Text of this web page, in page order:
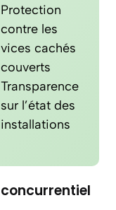
Protection
contre les
vices cachés
couverts
Transparence
sur l’état des
installations